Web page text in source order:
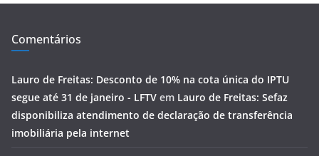
Comentários
Lauro de Freitas: Desconto de 10% na cota única do IPTU
segue até 31 de janeiro - LFTV em Lauro de Freitas: Sefaz
disponibiliza atendimento de declaração de transferência
imobiliária pela internet